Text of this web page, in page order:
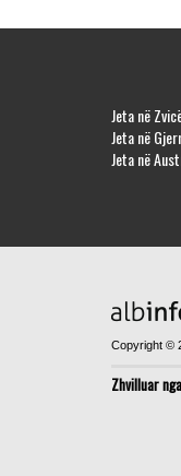
Jeta në
Jeta në
Jeta në
Copyright ©
Zhvilluar